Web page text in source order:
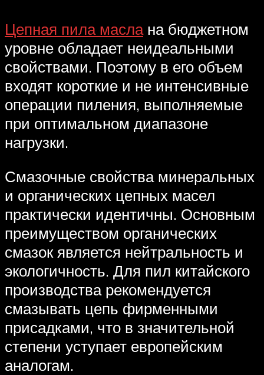
Цепная пила маслана бюджетном
уровне обладает неидеальными
свойствами. Поэтому в его объем
входят короткие и не интенсивные
операции пиления, выполняемые
при оптимальном диапазоне
нагрузки.
Смазочные свойства минеральных
и органических цепных масел
практически идентичны. Основным
преимуществом органических
смазок является нейтральность и
экологичность. Для пил китайского
производства рекомендуется
смазывать цепь фирменными
присадками, что в значительной
степени уступает европейским
аналогам.